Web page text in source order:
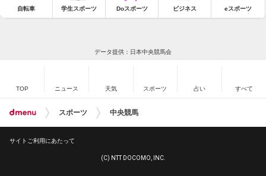
自転車 学生スポーツ Doスポーツ ビジネス eスポーツ
データ提供：日本中央競馬会
TOP ニュース 天気 スポーツ 占い すべて
スポーツ 中央競馬
サイトご利用にあたって
(C) NTT DOCOMO, INC.